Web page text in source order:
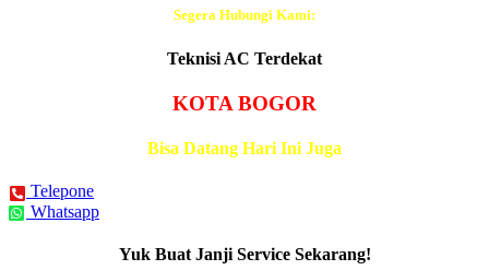
Segera Hubungi Kami:
Teknisi AC Terdekat
KOTA BOGOR
Bisa Datang Hari Ini Juga
Telepone
Whatsapp
Yuk Buat Janji Service Sekarang!